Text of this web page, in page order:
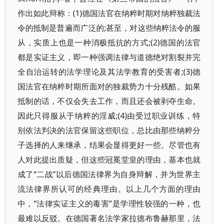
作出如此辩称：(1)德国法官在纳粹时期对纳粹独裁法
令的抵制是普遍而广泛的;甚至，对这些纳粹法令的服
从，实质上也是一种消极抵抗的方式;(2)德国的法官
都是实证主义，即一种强调法律与道德绝对割裂并完
全自治运转的法学理论及其法学教育的受害者;(3)德
国法官在纳粹时期所面对的独裁势力十分残酷。如果
抵制的话，不仅会失去工作，而且还会被剥夺生命。
因此只得服从于纳粹的淫威;(4)由受过职业训练，特
别依法判决的法官保留这些职位，总比由那些纳粹分
子选择的人来继承，结果会显得更好一些。尽管也有
人对此提出质疑，但这些冠冕堂皇的理由，基本也就
成了“二战”以后德国法律界为自身辩解，并为世界主
流法律界所认可的经典理由。以上几个方面的理由
中，“法律实证主义的毒害”是学理性较强的一种，也
最难以反驳。在德国著名法学家拉德布鲁赫那里，法